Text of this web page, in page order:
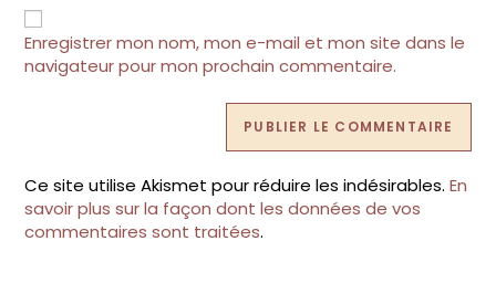
votre
site
(facultatif)
Enregistrer mon nom, mon e-mail et mon site dans le
navigateur pour mon prochain commentaire.
Ce site utilise Akismet pour réduire les indésirables.En
savoir plus sur la façon dont les données de vos
commentaires sont traitées.